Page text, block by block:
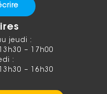
jeudi :
– 17h00
:
– 16h30